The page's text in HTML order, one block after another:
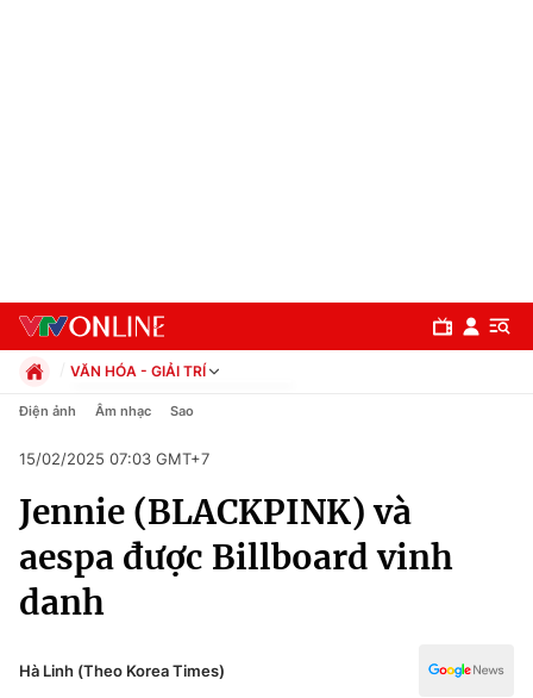
Chuyên mục
Xã hội
Pháp luật
VĂN HÓA - GIẢI TRÍ
Chính trị
Pháp luật
Kinh tế
Thể thao
Truyền hình
Văn hóa - Giải trí
Công nghệ
Điện ảnh Âm nhạc Sao
15/02/2025 07:03 GMT+7
Jennie (BLACKPINK) và
aespa được Billboard vinh
danh
Hà Linh (Theo Korea Times)